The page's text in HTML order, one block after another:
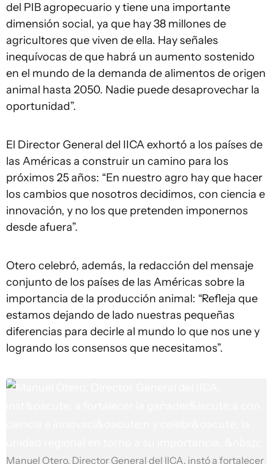
del PIB agropecuario y tiene una importante
dimensión social, ya que hay 38 millones de
agricultores que viven de ella. Hay señales
inequívocas de que habrá un aumento sostenido
en el mundo de la demanda de alimentos de origen
animal hasta 2050. Nadie puede desaprovechar la
oportunidad”.
El Director General del IICA exhortó a los países de
las Américas a construir un camino para los
próximos 25 años: “En nuestro agro hay que hacer
los cambios que nosotros decidimos, con ciencia e
innovación, y no los que pretenden imponernos
desde afuera”.
Otero celebró, además, la redacción del mensaje
conjunto de los países de las Américas sobre la
importancia de la producción animal: “Refleja que
estamos dejando de lado nuestras pequeñas
diferencias para decirle al mundo lo que nos une y
logrando los consensos que necesitamos”.
Manuel Otero, Director General del IICA, instó a fortalecer